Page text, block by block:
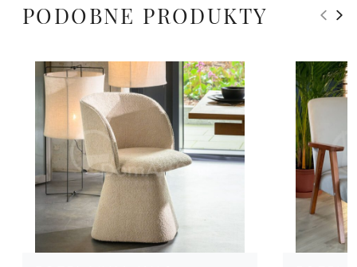
PODOBNE PRODUKTY